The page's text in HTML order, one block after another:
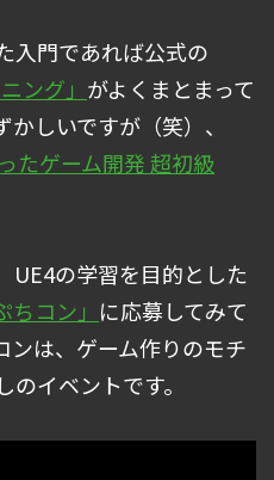
入門であれば公式の
ング」 がよくまとまって
しいですが（笑）、
たゲーム開発 超初級
UE4の学習を目的とした
ちコン」 に応募してみて
ンは、ゲーム作りのモチ
イベントです。